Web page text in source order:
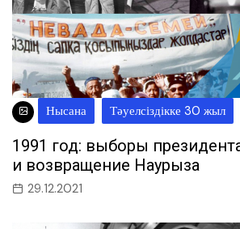
Нысана Тәуелсіздікке 30 жыл
1991 год: выборы
и возвращение Наурыза
29.12.2021